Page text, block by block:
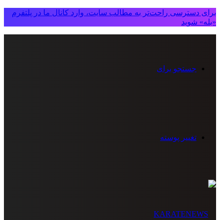
برای دسترسی راحت‌تر به مطالب سایت، وارد کانال ما در پلتفرم
«بله» شوید
جستجو برای
تغییر پوسته